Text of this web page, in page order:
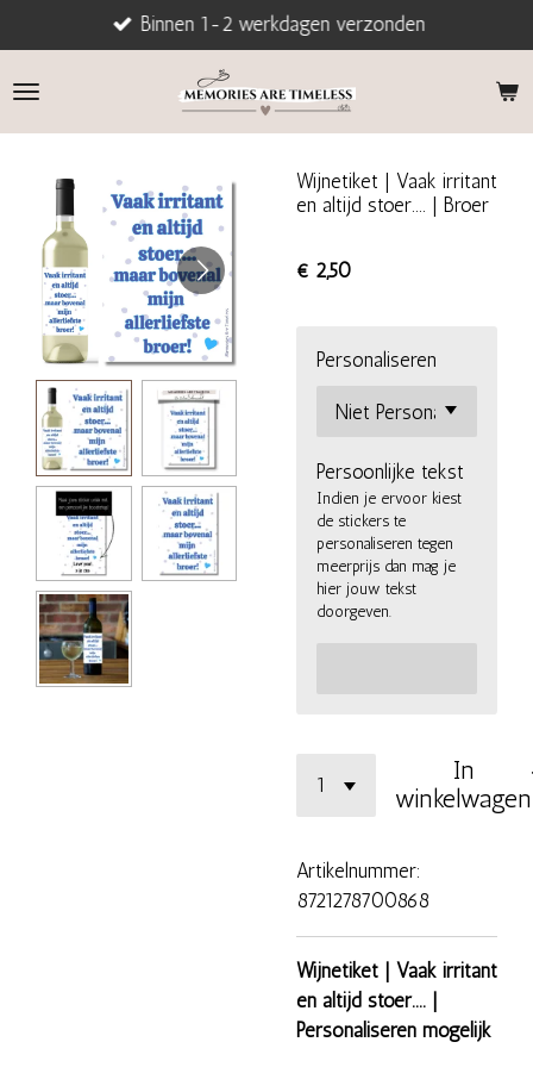
direct
naar
Binnen 1-2 werkdagen verzonden
Wijnetiket | Vaak irritant
en altijd stoer.... | Broer
€ 2,50
Personaliseren
Persoonlijke tekst
Indien je ervoor kiest
de stickers te
personaliseren tegen
meerprijs dan mag je
hier jouw tekst
doorgeven.
In
winkelwagen
Artikelnummer:
8721278700868
Wijnetiket | Vaak irritant
en altijd stoer.... |
Personaliseren mogelijk